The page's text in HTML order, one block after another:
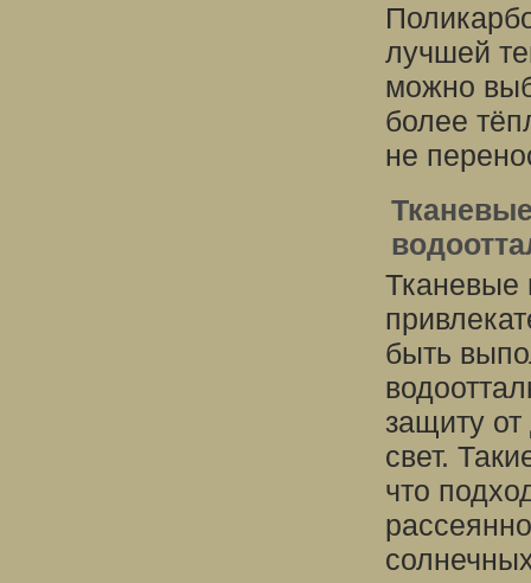
лучшей
можно
более
не
Тканевые
быть
защиту
свет.
что